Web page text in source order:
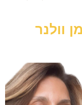
וולנר